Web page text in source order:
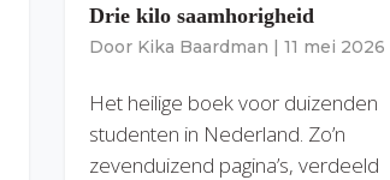
Drie kilo saamhorigheid
Door Kika Baardman | 11 mei 2026
Het heilige boek voor duizenden
studenten in Nederland. Zo’n
zevenduizend pagina’s, verdeeld